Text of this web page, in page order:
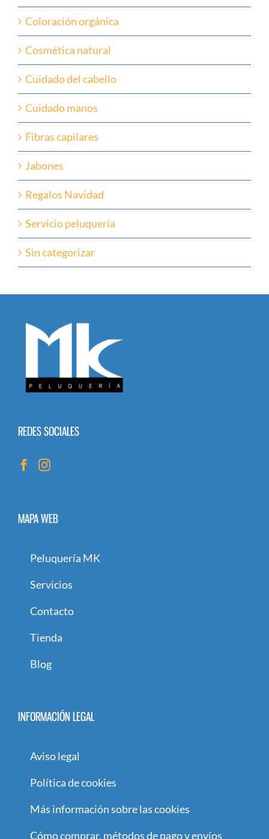
Coloración orgánica
Cosmética natural
Cuidado del cabello
Cuidado manos
Fibras capilares
Jabones
Regalos Navidad
Servicio peluquería
Sin categorizar
REDES SOCIALES
MAPA WEB
Peluquería MK
Servicios
Contacto
Tienda
Blog
INFORMACIÓN LEGAL
Aviso legal
Política de cookies
Más información sobre las cookies
Cómo comprar, métodos de pago y envíos